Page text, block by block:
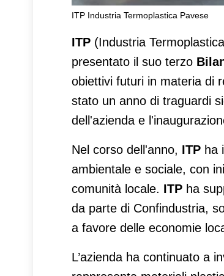
ITP Industria Termoplastica Pavese
ITP presenta il
ITP (Industria
presentato il suo terzo
obiettivi futuri in materia di
stato un anno di traguardi
dell'azienda e
Nel corso dell'anno, ITP ha
ambientale e sociale, con
comunità locale. ITP ha
da parte di Confindustria,
a favore delle economie
L’azienda ha continuato a